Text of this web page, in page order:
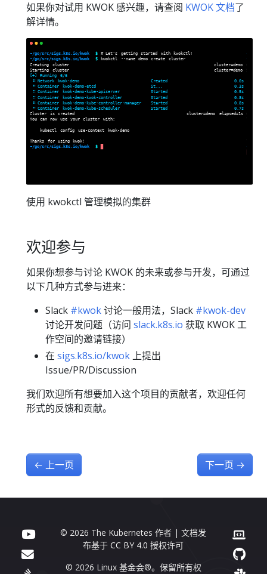
如果你对试用 KWOK 感兴趣，请查阅 KWOK 文档了
解详情。
使用 kwokctl 管理模拟的集群
欢迎参与
如果你想参与讨论 KWOK 的未来或参与开发，可通过
以下几种方式参与进来：
Slack #kwok讨论一般用法，Slack #kwok-dev
讨论开发问题（访问 slack.k8s.io 获取 KWOK 工
作空间的邀请链接）
在 sigs.k8s.io/kwok 上提出
Issue/PR/Discussion
我们欢迎所有想要加入这个项目的贡献者，欢迎任何
形式的反馈和贡献。
← 上一页 下一页 →
© 2026 The Kubernetes 作者 | 文档发
布基于CC BY 4.0 授权许可
© 2026 Linux 基金会®。保留所有权